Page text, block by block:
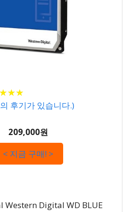
★★★
★★★
후기가 있습니다.)
209,000원
< 지금 구매! >
Western Digital WD BLUE